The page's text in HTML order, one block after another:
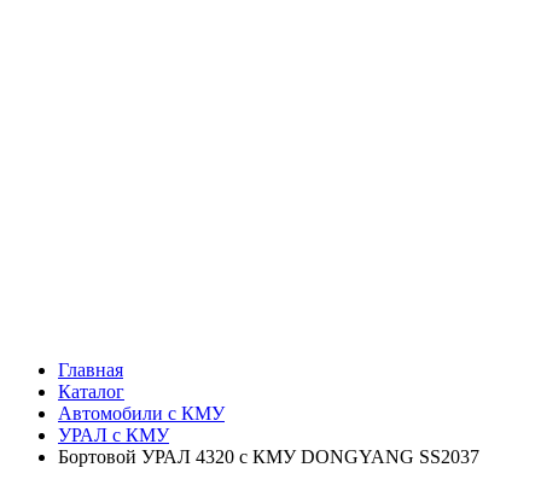
Главная
Каталог
Автомобили с КМУ
УРАЛ с КМУ
Бортовой УРАЛ 4320 с КМУ DONGYANG SS2037